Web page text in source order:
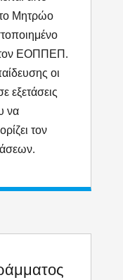
Μητρώο
τον ΕΟΠΠΕΠ.
οι
εξετάσεις
να
τον